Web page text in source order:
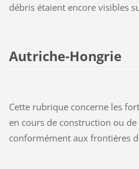
débris étaient encore visibles
Autriche-Hongrie
Cette rubrique concerne les
en cours de construction ou
conformément aux frontières